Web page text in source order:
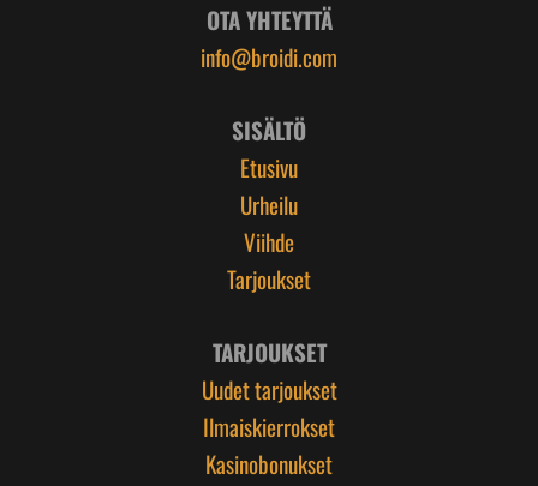
OTA YHTEYTTÄ
info@broidi.com
SISÄLTÖ
Etusivu
Urheilu
Viihde
Tarjoukset
TARJOUKSET
Uudet tarjoukset
Ilmaiskierrokset
Kasinobonukset